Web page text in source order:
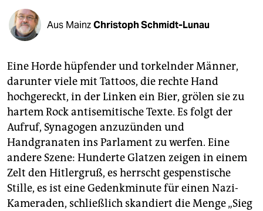
shop
fragen & hilfe
unterstützen
abo
genossenschaft
epaper login
Aus MainzChristoph Schmidt-Lunau
Eine Horde hüpfender und torkelnder Männer,
darunter viele mit Tattoos, die rechte Hand
hochgereckt, in der Linken ein Bier, grölen sie zu
hartem Rock antisemitische Texte. Es folgt der
Aufruf, Synagogen anzuzünden und
Handgranaten ins Parlament zu werfen. Eine
andere Szene: Hunderte Glatzen zeigen in einem
Zelt den Hitlergruß, es herrscht gespenstische
Stille, es ist eine Gedenkminute für einen Nazi-
Kameraden, schließlich skandiert die Menge „Sieg